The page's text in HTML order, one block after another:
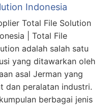
Indonesia
Total File Solution
| Total File
adalah salah satu
yang ditawarkan oleh
asal Jerman yang
dan peralatan industri.
berbagai jenis